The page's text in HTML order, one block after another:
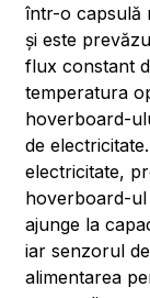
într-o capsulă
și este
flux constant
temperatura
hoverboard-
de
electricitate,
hoverboard-
ajunge la
iar senzorul
alimentarea